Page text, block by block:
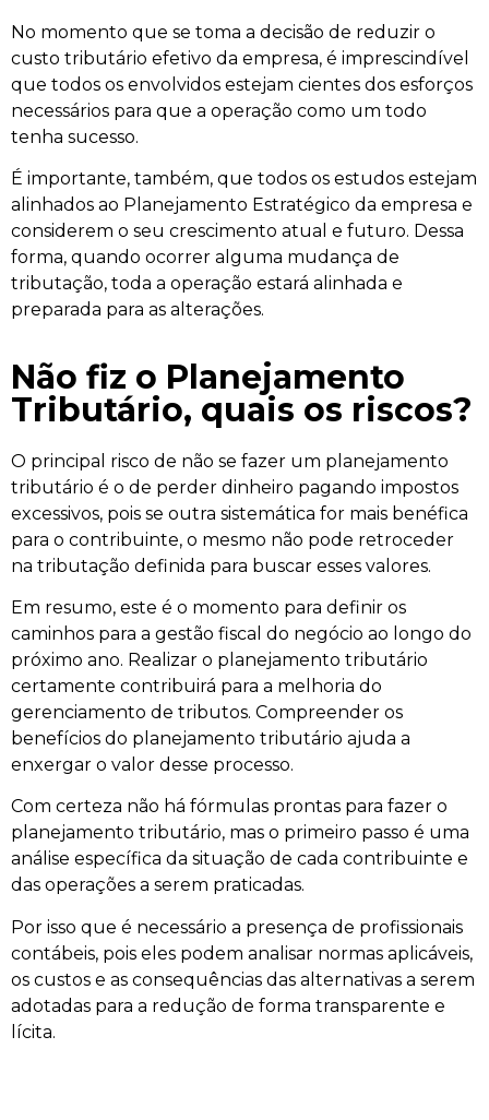
No momento que se toma a decisão de reduzir o
custo tributário efetivo da empresa, é imprescindível
que todos os envolvidos estejam cientes dos esforços
necessários para que a operação como um todo
tenha sucesso.
É importante, também, que todos os estudos estejam
alinhados ao Planejamento Estratégico da empresa e
considerem o seu crescimento atual e futuro. Dessa
forma, quando ocorrer alguma mudança de
tributação, toda a operação estará alinhada e
preparada para as alterações.
Não fiz o Planejamento
Tributário, quais os riscos?
O principal risco de não se fazer um planejamento
tributário é o de perder dinheiro pagando impostos
excessivos, pois se outra sistemática for mais benéfica
para o contribuinte, o mesmo não pode retroceder
na tributação definida para buscar esses valores.
Em resumo, este é o momento para definir os
caminhos para a gestão fiscal do negócio ao longo do
próximo ano. Realizar o planejamento tributário
certamente contribuirá para a melhoria do
gerenciamento de tributos. Compreender os
benefícios do planejamento tributário ajuda a
enxergar o valor desse processo.
Com certeza não há fórmulas prontas para fazer o
planejamento tributário, mas o primeiro passo é uma
análise específica da situação de cada contribuinte e
das operações a serem praticadas.
Por isso que é necessário a presença de profissionais
contábeis, pois eles podem analisar normas aplicáveis,
os custos e as consequências das alternativas a serem
adotadas para a redução de forma transparente e
lícita.